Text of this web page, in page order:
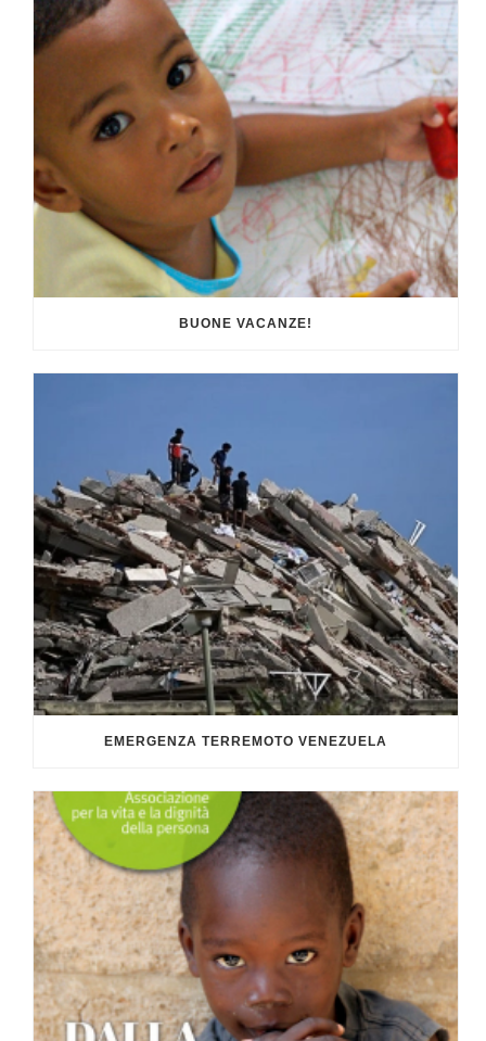
BUONE VACANZE!
EMERGENZA TERREMOTO VENEZUELA